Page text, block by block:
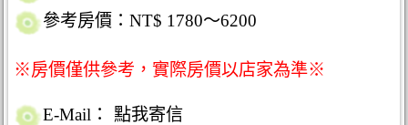
參考房價：NT$ 1780～6200
※房價僅供參考，實際房價以店家為準※
E-Mail：
點我寄信